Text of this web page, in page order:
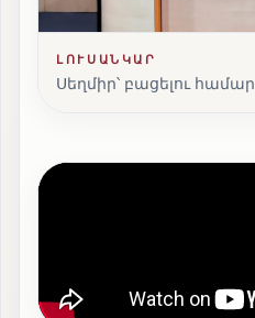
ԼՈՒՍԱՆԿԱՐ
Սեղմիր՝ բացելու համար